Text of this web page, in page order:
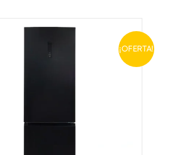
¡OFERTA!